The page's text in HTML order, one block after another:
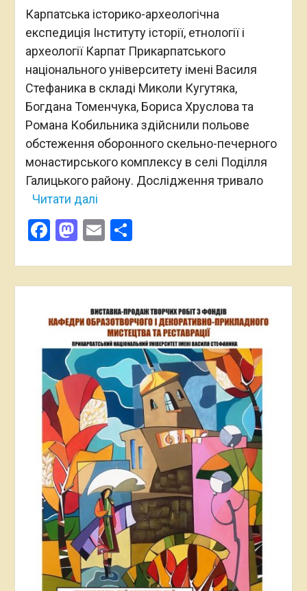
Карпатська історико-археологічна
експедиція Інституту історії, етнології і
археології Карпат Прикарпатського
національного університету імені Василя
Стефаника в складі Миколи Кугутяка,
Богдана Томенчука, Бориса Хруслова та
Романа Кобильника здійснили польове
обстеження оборонного скельно-печерного
монастирського комплексу в селі Поділля
Галицького району. Дослідження тривало
Читати далі
Facebook
Mastodon
EmailПоділитися